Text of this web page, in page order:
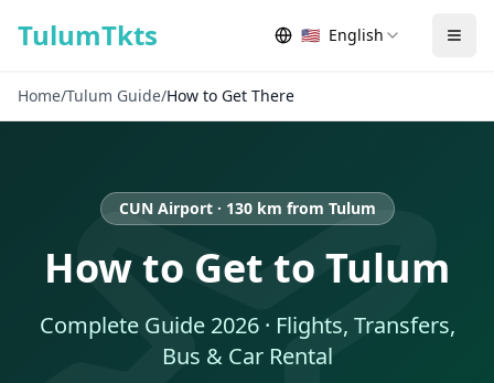
TulumTkts 🇺🇸 English
Home/Tulum Guide/How to Get There
CUN Airport · 130 km from Tulum
How to Get to Tulum
Complete Guide 2026 · Flights, Transfers,
Bus & Car Rental